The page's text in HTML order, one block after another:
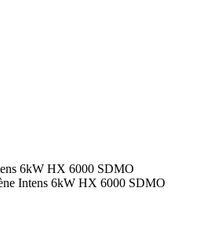
6kW HX 6000 SDMO
Intens 6kW HX 6000 SDMO